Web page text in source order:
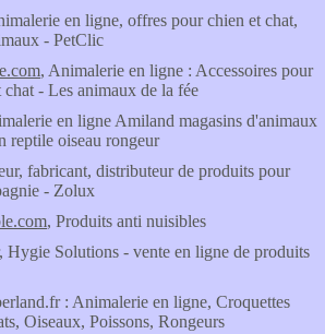
en ligne, offres pour chien et chat,
- PetClic
, Animalerie en ligne : Accessoires pour
- Les animaux de la fée
en ligne Amiland magasins d'animaux
reptile oiseau rongeur
fabricant, distributeur de produits pour
- Zolux
, Produits anti nuisibles
, Hygie Solutions - vente en ligne de produits
: Animalerie en ligne, Croquettes
Oiseaux, Poissons, Rongeurs